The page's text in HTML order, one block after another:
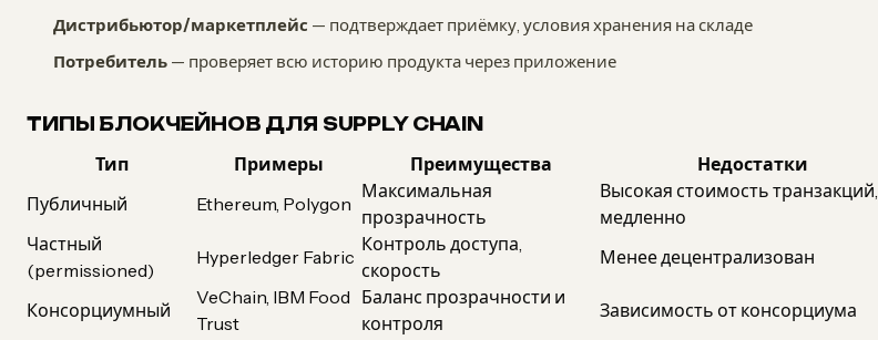
Дистрибьютор/маркетплейс — подтверждает приёмку, условия хранения на складе
Потребитель — проверяет всю историю продукта через приложение
ТИПЫ БЛОКЧЕЙНОВ ДЛЯ SUPPLY CHAIN
Тип
Примеры Преимущества
Недостатки
Публичный
Ethereum, Polygon
Максимальная
прозрачность
Высокая стоимость транзакций,
медленно
Частный
(permissioned)
Hyperledger Fabric
Контроль доступа,
скорость
Менее децентрализован
Консорциумный
VeChain, IBM Food
Trust
Баланс прозрачности и
контроля
Зависимость от консорциума